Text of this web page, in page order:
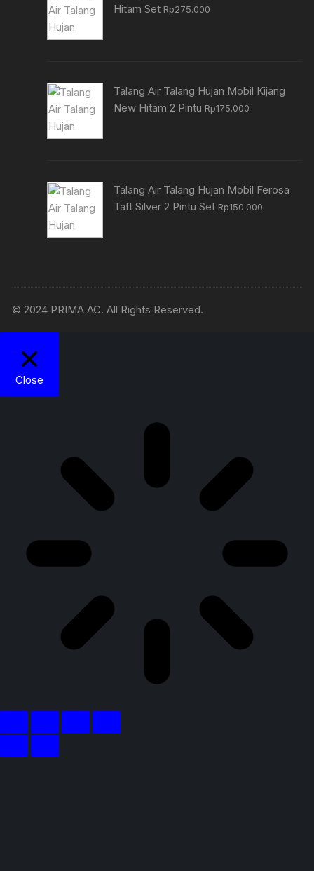
Hitam Set Rp275.000
Talang Air Talang Hujan Mobil Kijang
New Hitam 2 Pintu Rp175.000
Talang Air Talang Hujan Mobil Ferosa
Taft Silver 2 Pintu Set Rp150.000
© 2024 PRIMA AC. All Rights Reserved.
Close